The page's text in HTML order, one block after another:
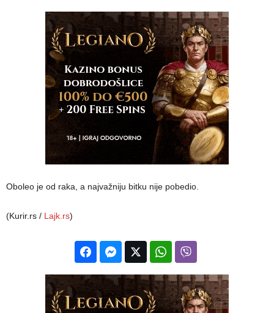
Oboleo je od raka, a najvažniju bitku nije pobedio.
(Kurir.rs / Lajk.rs)